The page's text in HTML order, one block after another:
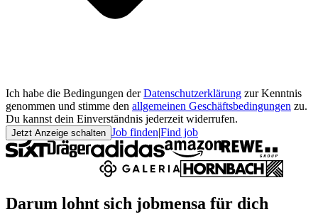
Ich habe die Bedingungen der Datenschutzerklärung zur Kenntnis
genommen und stimme den allgemeinen Geschäftsbedingungen zu.
Du kannst dein Einverständnis jederzeit widerrufen.
Jetzt Anzeige schalten Job finden|Find job
Darum lohnt sich jobmensa für dich